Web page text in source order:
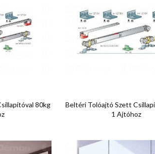
80kg
Beltéri Tolóajtó Szett
1 Ajtóhoz
Előnézet